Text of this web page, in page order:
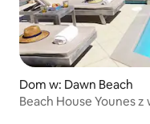
Dom w: Dawn Beach
Beach House Younes